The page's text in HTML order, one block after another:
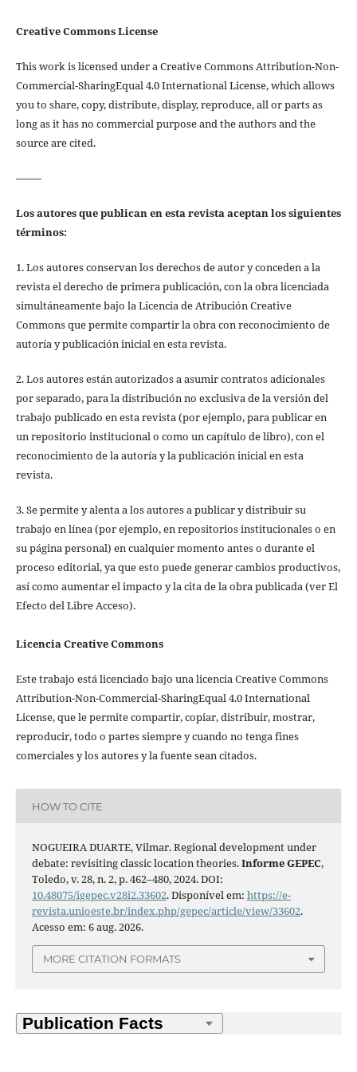
Creative Commons License
This work is licensed under a Creative Commons Attribution-Non-
Commercial-SharingEqual 4.0 International License, which allows
you to share, copy, distribute, display, reproduce, all or parts as
long as it has no commercial purpose and the authors and the
source are cited.
--------
Los autores que publican en esta revista aceptan los siguientes
términos:
1. Los autores conservan los derechos de autor y conceden a la
revista el derecho de primera publicación, con la obra licenciada
simultáneamente bajo la Licencia de Atribución Creative
Commons que permite compartir la obra con reconocimiento de
autoría y publicación inicial en esta revista.
2. Los autores están autorizados a asumir contratos adicionales
por separado, para la distribución no exclusiva de la versión del
trabajo publicado en esta revista (por ejemplo, para publicar en
un repositorio institucional o como un capítulo de libro), con el
reconocimiento de la autoría y la publicación inicial en esta
revista.
3. Se permite y alenta a los autores a publicar y distribuir su
trabajo en línea (por ejemplo, en repositorios institucionales o en
su página personal) en cualquier momento antes o durante el
proceso editorial, ya que esto puede generar cambios productivos,
así como aumentar el impacto y la cita de la obra publicada (ver El
Efecto del Libre Acceso).
Licencia Creative Commons
Este trabajo está licenciado bajo una licencia Creative Commons
Attribution-Non-Commercial-SharingEqual 4.0 International
License, que le permite compartir, copiar, distribuir, mostrar,
reproducir, todo o partes siempre y cuando no tenga fines
comerciales y los autores y la fuente sean citados.
HOW TO CITE
NOGUEIRA DUARTE, Vilmar. Regional development under
debate: revisiting classic location theories.Informe GEPEC,
Toledo, v. 28, n. 2, p. 462–480, 2024. DOI:
10.48075/igepec.v28i2.33602. Disponível em: https://e-
revista.unioeste.br/index.php/gepec/article/view/33602.
Acesso em: 6 aug. 2026.
MORE CITATION FORMATS